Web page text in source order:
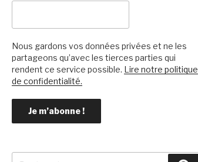
Nous gardons vos données privées et ne les
partageons qu’avec les tierces parties qui
rendent ce service possible. Lire notre politique
de confidentialité.